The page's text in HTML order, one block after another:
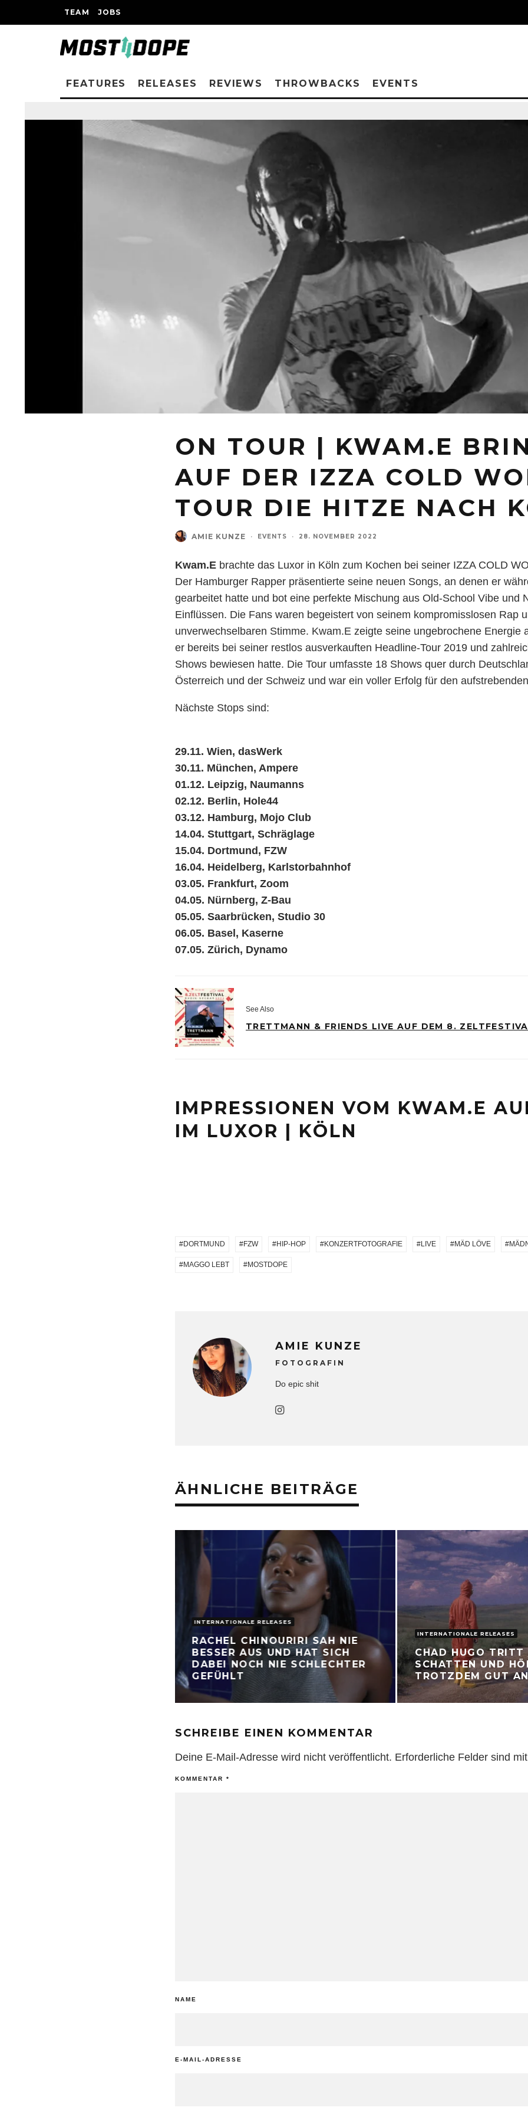
TEAM JOBS
FEATURES RELEASES REVIEWS THROWBACKS EVENTS
ON TOUR | KWAM.E
AUF DER IZZA COLD
TOUR DIE HITZE NACH
AMIE KUNZE · EVENTS · 28. NOVEMBER 2022
Kwam.E brachte das Luxor in Köln zum Kochen bei seiner IZZA COLD
Der Hamburger Rapper präsentierte seine neuen Songs, an denen er
gearbeitet hatte und bot eine perfekte Mischung aus Old-School Vibe und
Einflüssen. Die Fans waren begeistert von seinem kompromisslosen Rap
unverwechselbaren Stimme. Kwam.E zeigte seine ungebrochene Energie
er bereits bei seiner restlos ausverkauften Headline-Tour 2019 und
Shows bewiesen hatte. Die Tour umfasste 18 Shows quer durch
Österreich und der Schweiz und war ein voller Erfolg für den
Nächste Stops sind:
29.11. Wien, dasWerk
30.11. München, Ampere
01.12. Leipzig, Naumanns
02.12. Berlin, Hole44
03.12. Hamburg, Mojo Club
14.04. Stuttgart, Schräglage
15.04. Dortmund, FZW
16.04. Heidelberg, Karlstorbahnhof
03.05. Frankfurt, Zoom
04.05. Nürnberg, Z-Bau
05.05. Saarbrücken, Studio 30
06.05. Basel, Kaserne
07.05. Zürich, Dynamo
See Also
TRETTMANN & FRIENDS LIVE AUF DEM 8.
IMPRESSIONEN VOM KWAM.E
IM LUXOR | KÖLN
DORTMUND FZW HIP-HOP KONZERTFOTOGRAFIE LIVE MÄD LÖVE
MAGGO LEBT MOSTDOPE
AMIE KUNZE
FOTOGRAFIN
Do epic shit
ÄHNLICHE BEITRÄGE
INTERNATIONALE RELEASES
RACHEL CHINOURIRI SAH NIE
BESSER AUS UND HAT SICH
DABEI NOCH NIE SCHLECHTER
GEFÜHLT
INTERNATIONALE RELEASES
CHAD HUGO TRITT
SCHATTEN UND
TROTZDEM GUT
SCHREIBE EINEN KOMMENTAR
Deine E-Mail-Adresse wird nicht veröffentlicht. Erforderliche Felder sind mit
KOMMENTAR *
NAME
E-MAIL-ADRESSE